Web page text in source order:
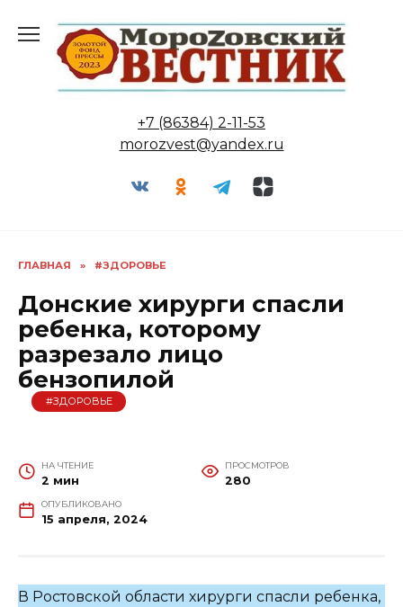
содержанию
+7 (86384) 2-11-53
morozvest@yandex.ru
ГЛАВНАЯ » #ЗДОРОВЬЕ
Донские хирурги спасли
ребенка, которому
разрезало лицо
бензопилой
#ЗДОРОВЬЕ
НА ЧТЕНИЕ
2 мин
ПРОСМОТРОВ
280
ОПУБЛИКОВАНО
15 апреля, 2024
В Ростовской области хирурги спасли ребенка,